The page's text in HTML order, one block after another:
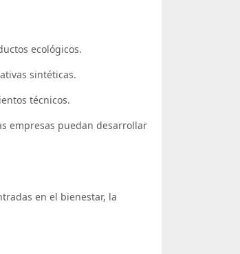
ecológicos.
sintéticas.
técnicos.
empresas puedan desarrollar
en el bienestar, la